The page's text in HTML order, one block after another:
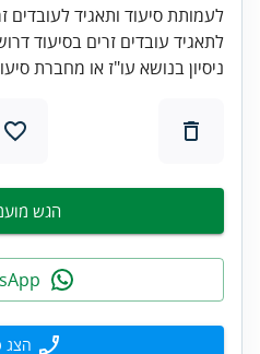
לתאגיד עובדים זרים בסיעוד
ניסיון בנושא עו"ז או מחברת
הגש
הצג